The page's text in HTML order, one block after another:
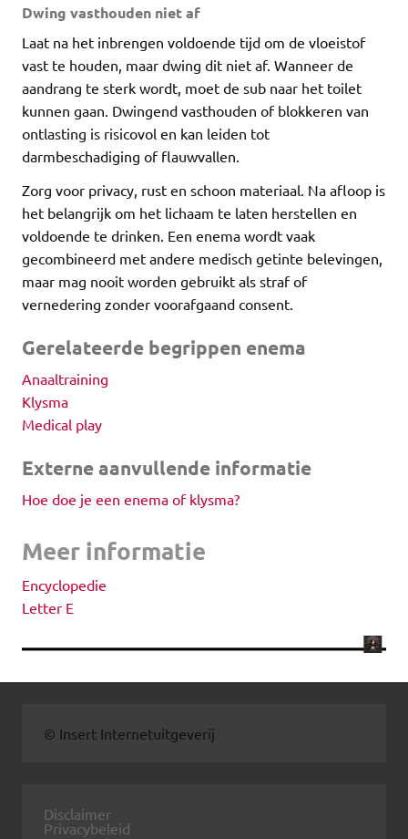
Dwing vasthouden niet af
Laat na het inbrengen voldoende tijd om de vloeistof
vast te houden, maar dwing dit niet af. Wanneer de
aandrang te sterk wordt, moet de sub naar het toilet
kunnen gaan. Dwingend vasthouden of blokkeren van
ontlasting is risicovol en kan leiden tot
darmbeschadiging of flauwvallen.
Zorg voor privacy, rust en schoon materiaal. Na afloop is
het belangrijk om het lichaam te laten herstellen en
voldoende te drinken. Een enema wordt vaak
gecombineerd met andere medisch getinte belevingen,
maar mag nooit worden gebruikt als straf of
vernedering zonder voorafgaand consent.
Gerelateerde begrippen enema
Anaaltraining
Klysma
Medical play
Externe aanvullende informatie
Hoe doe je een enema of klysma?
Meer informatie
Encyclopedie
Letter E
© Insert Internetuitgeverij
Disclaimer
Privacybeleid